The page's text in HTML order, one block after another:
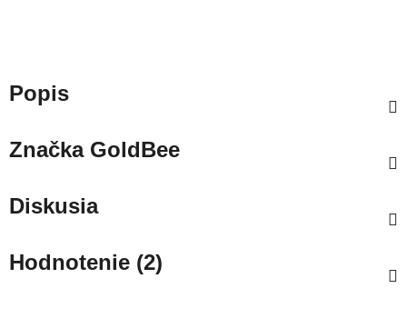
Popis
ZnačkaGoldBee
Diskusia
Hodnotenie (2)